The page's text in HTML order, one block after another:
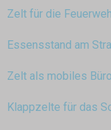
Zelt für die
Essensstand am
Zelt als mobiles Büro
Klappzelte für das